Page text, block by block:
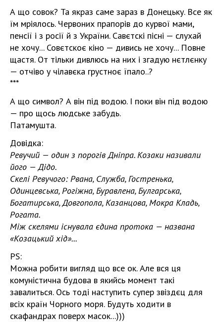
А що совок? Та якраз саме зараз в Донецьку. Все як
їм мріялось. Червоних прапорів до курвої мами,
пенсії і з росії й з України. Савєтскі пісні — слухай
не хочу... Совєтскоє кіно — дивись не хочу... Повне
щастя. От тільки дивлюсь на них і згадую нєтлєнку
— отчіво у чілавєка грустноє їпало..?
***
А що символ? А він під водою. І поки він під водою
— про щось людське забудь.
Патамушта.
Довідка:
Ревучий — один з порогів Дніпра. Козаки називали
його — Дідо.
Скелі Ревучого: Рвана, Служба, Гостренька,
Одинцевська, Рогіжна, Буравлена, Булгарська,
Богатирська, Довгопола, Казанцова, Мокра Кладь,
Рогата.
Між скелями існувала єдина протока — названа
«Козацький хід»...
PS:
Можна робити вигляд що все ок. Але вся ця
комуністична будова в якийсь момент такі
завалиться. Ось тоді наступить супер звіздєц для
всіх країн Чорного моря. Будуть ходити в
скафандрах поверх масок...)))